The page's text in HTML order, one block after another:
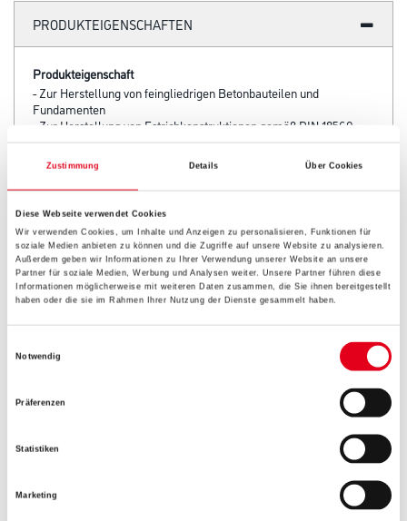
Zustimmung Details Über Cookies
Diese Webseite verwendet Cookies
Wir verwenden Cookies, um Inhalte und Anzeigen zu personalisieren, Funktionen für
soziale Medien anbieten zu können und die Zugriffe auf unsere Website zu analysieren.
Außerdem geben wir Informationen zu Ihrer Verwendung unserer Website an unsere
Partner für soziale Medien, Werbung und Analysen weiter. Unsere Partner führen diese
Informationen möglicherweise mit weiteren Daten zusammen, die Sie ihnen bereitgestellt
haben oder die sie im Rahmen Ihrer Nutzung der Dienste gesammelt haben.
Notwendig
Präferenzen
Statistiken
Marketing
Quick Mix B 03 25,0 kg Estrichbeton
Art-Nr.:1074-000083
Estrichmörtel und Trockenbeton.
Gebinde
Umrechnungsfaktoren
- Zur Herstellung von feingliedrigen Betonbauteilen und